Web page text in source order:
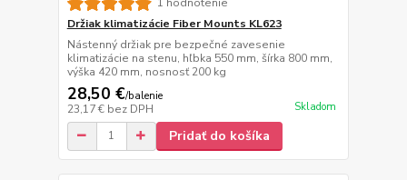
1 hodnotenie
Držiak klimatizácie Fiber Mounts KL623
Nástenný držiak pre bezpečné zavesenie
klimatizácie na stenu, hľbka 550 mm, šírka 800 mm,
výška 420 mm, nosnosť 200 kg
28,50 €/balenie
23,17 € bez DPH Skladom
Pridať do košíka